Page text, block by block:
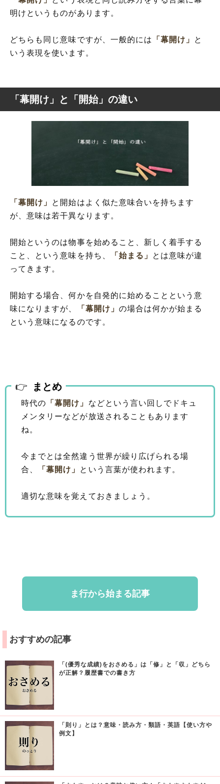
明けというものがあります。
どちらも同じ意味ですが、一般的には 「幕開け」 と
いう表現を使います。
「幕開け」と「開始」の違い
「幕開け」 と開始はよく似た意味合いを持ちます
が、意味は若干異なります。
開始というのは物事を始めること、新しく着手する
こと、という意味を持ち、
「始まる」
とは意味が違
ってきます。
開始する場合、何かを自発的に始めることという意
味になりますが、
「幕開け」 の場合は何かが始まる
という意味になるのです。
まとめ
時代の 「幕開け」 などという言い回しでドキュ
メンタリーなどが放送されることもあります
ね。
今までとは全然違う世界が繰り広げられる場
合、
「幕開け」 という言葉が使われます。
適切な意味を覚えておきましょう。
ま行から始まる記事
おすすめの記事
「(優秀な成績)をおさめる」は「修」と「収」どちら
が正解？履歴書での書き方
「則り」とは？意味・読み方・類語・英語【使い方や
例文】